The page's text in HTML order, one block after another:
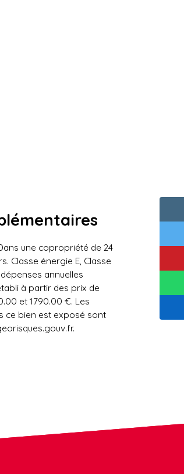
une copropriété de 24
Classe énergie E, Classe
annuelles
à partir des prix de
et 1790.00 €. Les
ce bien est exposé sont